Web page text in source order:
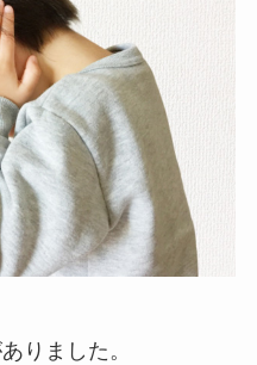
りました。